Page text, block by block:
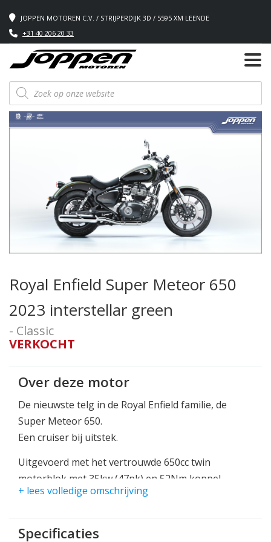
JOPPEN MOTOREN C.V. / STRIJPERDIJK 3D / 5595 XM LEENDE
+31 40 206 20 33
Producten
zoeken
Royal Enfield Super Meteor 650
2023 interstellar green
- Classic
VERKOCHT
Over deze motor
De nieuwste telg in de Royal Enfield familie, de
Super Meteor 650.
Een cruiser bij uitstek.
Uitgevoerd met het vertrouwde 650cc twin
motorblok met 35kw (47pk) en 52Nm koppel.
Een bewezen betrouwbaar en verfijnd motorblok!
In 2 varianten leverbaar, standaard en touring en
in 7 kleurstellingen.
+ lees volledige omschrijving
Specificaties